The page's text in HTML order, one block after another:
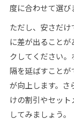
度に合わせて選び
ただし、安さだ
に差が出ること
クしてください
隔を延ばすこと
が向上します。さ
けの割引やセッ
してみましょう。